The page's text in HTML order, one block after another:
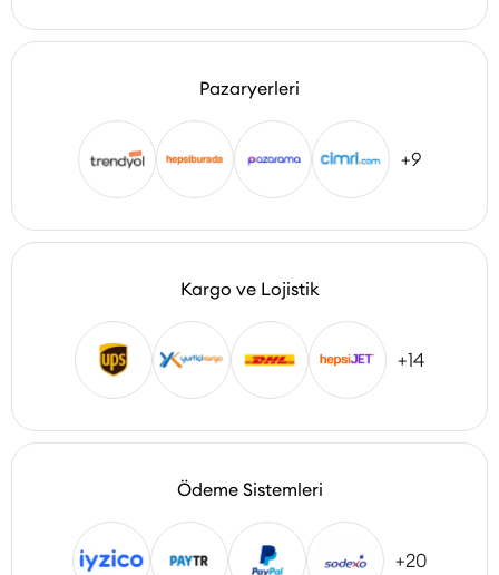
Pazaryerleri
+9
Kargo ve Lojistik
+14
Ödeme Sistemleri
+20